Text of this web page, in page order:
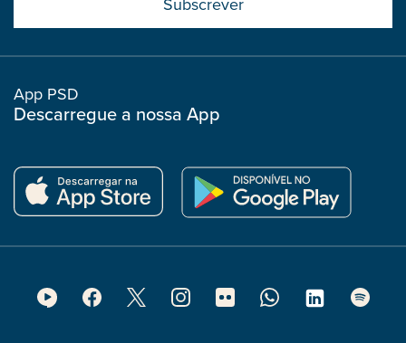
boostrap
col
App PSD
Descarregue a nossa App
Footer